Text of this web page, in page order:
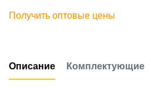
Получить оптовые цены
Описание Комплектующие